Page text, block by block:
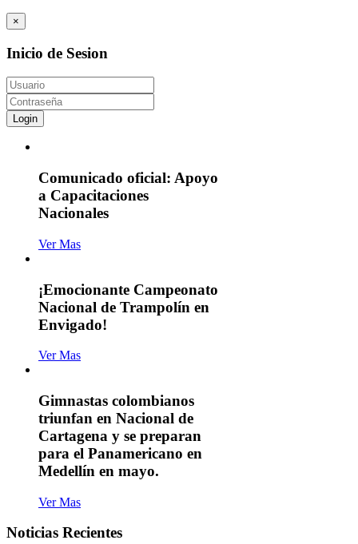
×
Inicio de Sesion
Login
Comunicado oficial: Apoyo
a Capacitaciones
Nacionales
Ver Mas
¡Emocionante Campeonato
Nacional de Trampolín en
Envigado!
Ver Mas
Gimnastas colombianos
triunfan en Nacional de
Cartagena y se preparan
para el Panamericano en
Medellín en mayo.
Ver Mas
Noticias Recientes